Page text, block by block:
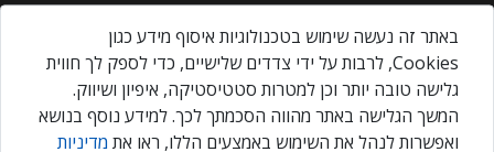
About Us
Privacy Policy
Contact Us
Our Events
באתר זה נעשה שימוש בטכנולוגיות איסוף מידע כגון
Cookies, לרבות על ידי צדדים שלישיים, כדי לספק לך חווית
גלישה טובה יותר וכן למטרות סטטיסטיקה, איפיון ושיווק.
המשך הגלישה באתר מהווה הסכמתך לכך. למידע נוסף בנושא
ואפשרות לנהל את השימוש באמצעים הללו, ראו את מדיניות